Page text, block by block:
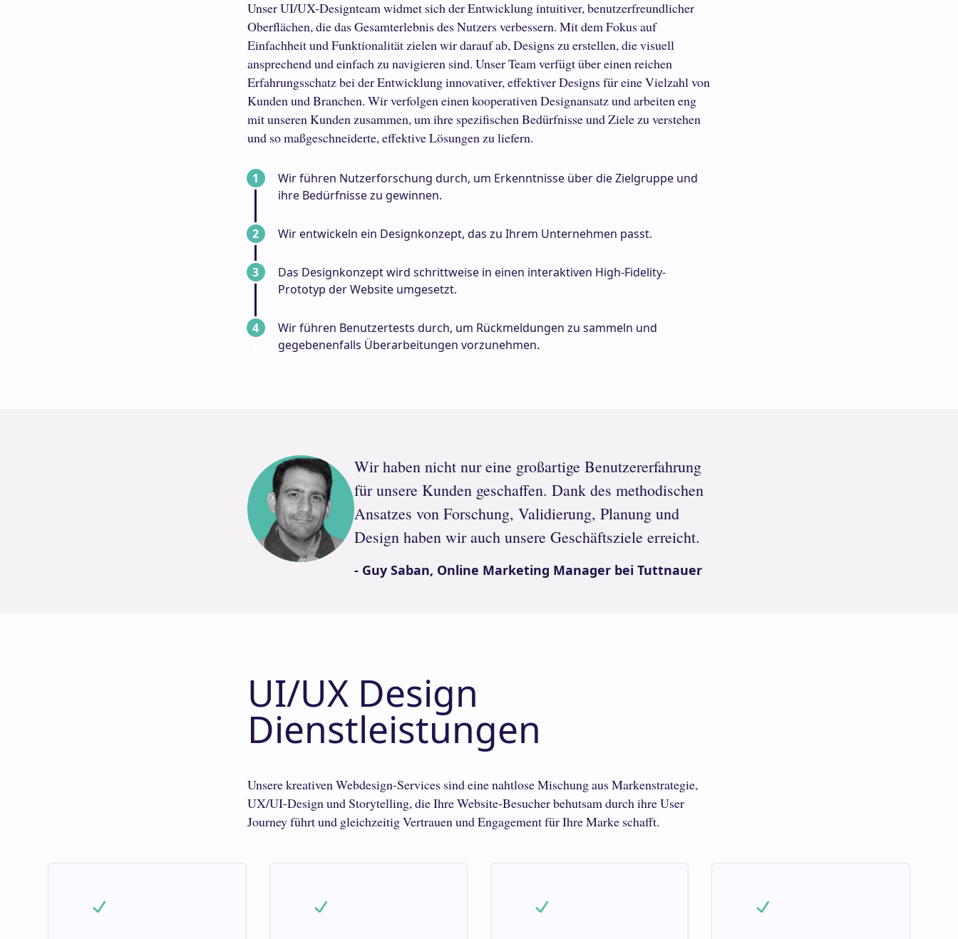
Unser UI/UX-Designteam widmet sich der Entwicklung intuitiver, benutzerfreundlicher
Oberflächen, die das Gesamterlebnis des Nutzers verbessern. Mit dem Fokus auf
Einfachheit und Funktionalität zielen wir darauf ab, Designs zu erstellen, die visuell
ansprechend und einfach zu navigieren sind. Unser Team verfügt über einen reichen
Erfahrungsschatz bei der Entwicklung innovativer, effektiver Designs für eine Vielzahl von
Kunden und Branchen. Wir verfolgen einen kooperativen Designansatz und arbeiten eng
mit unseren Kunden zusammen, um ihre spezifischen Bedürfnisse und Ziele zu verstehen
und so maßgeschneiderte, effektive Lösungen zu liefern.
Wir führen Nutzerforschung durch, um Erkenntnisse über die Zielgruppe und
ihre Bedürfnisse zu gewinnen.
Wir entwickeln ein Designkonzept, das zu Ihrem Unternehmen passt.
Das Designkonzept wird schrittweise in einen interaktiven High-Fidelity-
Prototyp der Website umgesetzt.
Wir führen Benutzertests durch, um Rückmeldungen zu sammeln und
gegebenenfalls Überarbeitungen vorzunehmen.
Wir haben nicht nur eine großartige Benutzererfahrung
für unsere Kunden geschaffen. Dank des methodischen
Ansatzes von Forschung, Validierung, Planung und
Design haben wir auch unsere Geschäftsziele erreicht.
- Guy Saban, Online Marketing Manager bei Tuttnauer
UI/UX Design
Dienstleistungen
Unsere kreativen Webdesign-Services sind eine nahtlose Mischung aus Markenstrategie,
UX/UI-Design und Storytelling, die Ihre Website-Besucher behutsam durch ihre User
Journey führt und gleichzeitig Vertrauen und Engagement für Ihre Marke schafft.